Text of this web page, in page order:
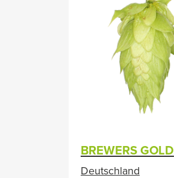
BREWERS GOLD
Deutschland